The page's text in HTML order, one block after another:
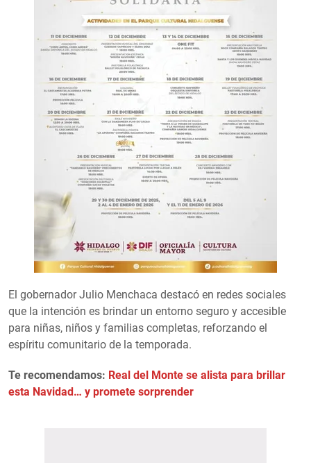
El gobernador Julio Menchaca destacó en redes sociales
que la intención es brindar un entorno seguro y accesible
para niñas, niños y familias completas, reforzando el
espíritu comunitario de la temporada.
Te recomendamos: Real del Monte se alista para brillar
esta Navidad… y promete sorprender